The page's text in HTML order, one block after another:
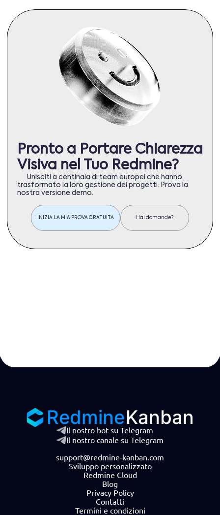
Pronto a Portare Chiarezza
Visiva nel Tuo Redmine?
Unisciti a centinaia di team europei che hanno
trasformato la loro gestione dei progetti. Prova la
nostra versione demo.
INIZIA LA MIA PROVA GRATUITA Hai domande?
RedmineKanban
Il nostro bot su Telegram
Il nostro canale su Telegram
support@redmine-kanban.com
Sviluppo personalizzato
Redmine Cloud
Blog
Privacy Policy
Contatti
Termini e condizioni